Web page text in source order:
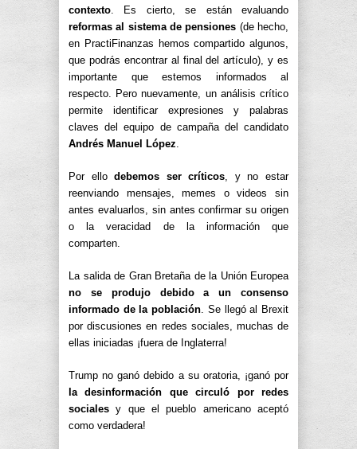
contexto. Es cierto, se están evaluando
reformas al sistema de pensiones (de hecho,
en PractiFinanzas hemos compartido algunos,
que podrás encontrar al final del artículo), y es
importante que estemos informados al
respecto. Pero nuevamente, un análisis crítico
permite identificar expresiones y palabras
claves del equipo de campaña del candidato
Andrés Manuel López.
Por ellodebemos ser críticos, y no estar
reenviando mensajes, memes o videos sin
antes evaluarlos, sin antes confirmar su origen
o la veracidad de la información que
comparten.
La salida de Gran Bretaña de la Unión Europea
no se produjo debido a un consenso
informado de la población. Se llegó al Brexit
por discusiones en redes sociales, muchas de
ellas iniciadas ¡fuera de Inglaterra!
Trump no ganó debido a su oratoria, ¡ganó por
la desinformación que circuló por redes
sociales y que el pueblo americano aceptó
como verdadera!